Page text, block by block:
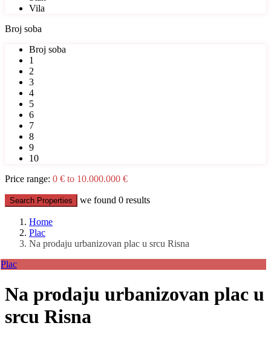
Vila
Broj soba
Broj soba
1
2
3
4
5
6
7
8
9
10
Price range: 0 € to 10.000.000 €
Search Properties we found 0 results
Home
Plac
Na prodaju urbanizovan plac u srcu Risna
Plac
Na prodaju urbanizovan plac u
srcu Risna